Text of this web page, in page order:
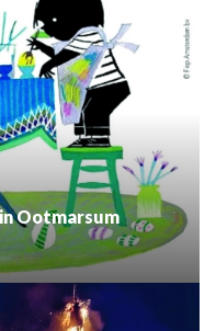
Ootmarsum